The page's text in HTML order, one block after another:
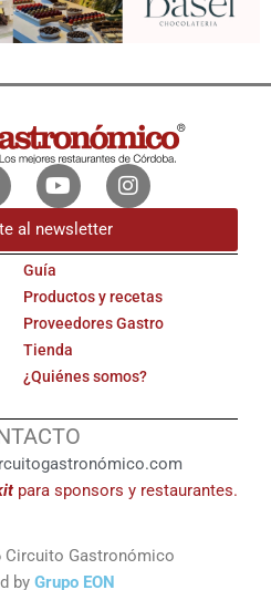
YoutubeInstagram
al newsletter
Guía
Productos y recetas
Proveedores Gastro
Tienda
¿Quiénes somos?
para sponsors y restaurantes.
Circuito Gastronómico
by Grupo EON